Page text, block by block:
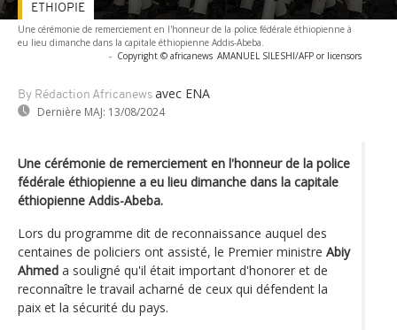
Une cérémonie de remerciement en l'honneur de la police fédérale éthiopienne à
eu lieu dimanche dans la capitale éthiopienne Addis-Abeba.
- Copyright © africanews AMANUEL SILESHI/AFP or licensors
By Rédaction Africanews avec ENA
Dernière MAJ: 13/08/2024
ETHIOPIE
Une cérémonie de remerciement en l'honneur de la police
fédérale éthiopienne a eu lieu dimanche dans la capitale
éthiopienne Addis-Abeba.
Lors du programme dit de reconnaissance auquel des
centaines de policiers ont assisté, le Premier ministre Abiy
Ahmed a souligné qu'il était important d'honorer et de
reconnaître le travail acharné de ceux qui défendent la
paix et la sécurité du pays.